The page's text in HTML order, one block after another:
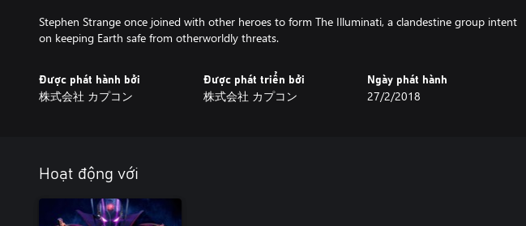
Stephen Strange once joined with other heroes to form The Illuminati, a clandestine group intent
on keeping Earth safe from otherworldly threats.
Được phát hành bởi
株式会社 カプコン
Được phát triển bởi
株式会社 カプコン
Ngày phát hành
27/2/2018
Hoạt động với